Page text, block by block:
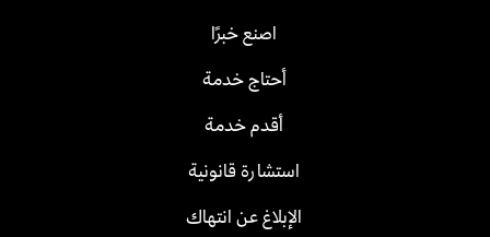
اصنع خبرًا
أحتاج خدمة
أقدم خدمة
استشارة قانونية
الإبلاغ عن انتهاك